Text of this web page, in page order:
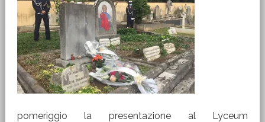
pomeriggio la presentazione al Lyceum